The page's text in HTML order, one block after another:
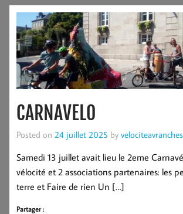
CARNAVELO
Posted on 24 juillet 2025 by velociteavranches
Samedi 13 juillet avait lieu le 2eme
vélocité et 2 associations partenaires: les
terre et Faire de rien Un […]
Partager :